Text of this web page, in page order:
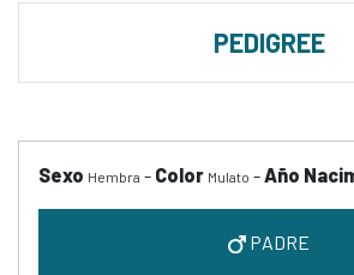
PEDIGREE
Sexo Hembra - Color Mulato -Año
PADRE